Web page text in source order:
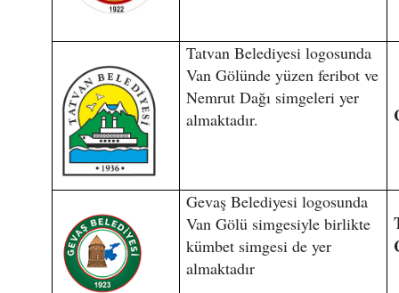
Tatvan Belediyesi logosunda
Van Gölünde yüzen feribot ve
Nemrut Dağı simgeleri yer
almaktadır.
Gevaş Belediyesi logosunda
Van Gölü simgesiyle birlikte
kümbet simgesi de yer
almaktadır